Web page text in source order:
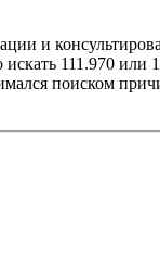
и
111.970
поиском